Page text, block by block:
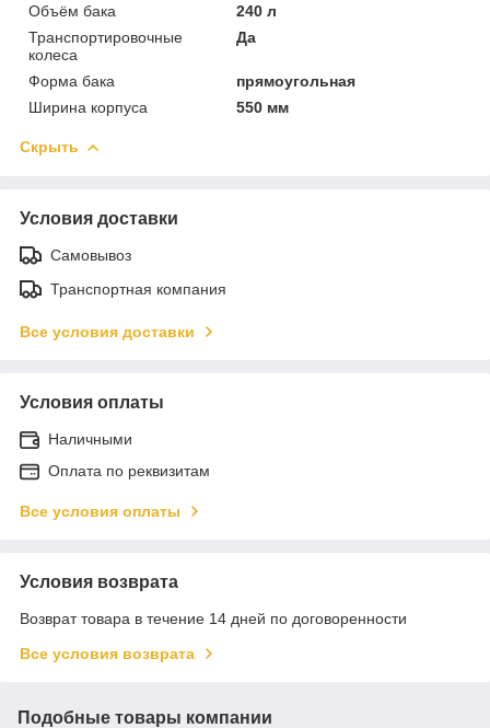
Объём бака
240 л
Транспортировочные
колеса
Да
Форма бака
прямоугольная
Ширина корпуса
550 мм
Скрыть
Условия доставки
Самовывоз
Транспортная компания
Все условия доставки
Условия оплаты
Наличными
Оплата по реквизитам
Все условия оплаты
Условия возврата
Возврат товара в течение 14 дней по договоренности
Все условия возврата
Подобные товары компании